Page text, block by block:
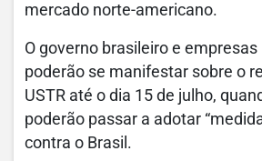
mercado norte-americano.
O governo brasileiro e
poderão se manifestar sobre o
USTR até o dia 15 de julho,
poderão passar a adotar
contra o Brasil.